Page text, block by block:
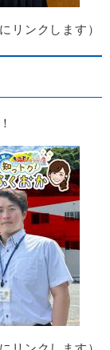
リンクします）​